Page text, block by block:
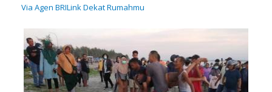
Via Agen BRILink Dekat Rumahmu